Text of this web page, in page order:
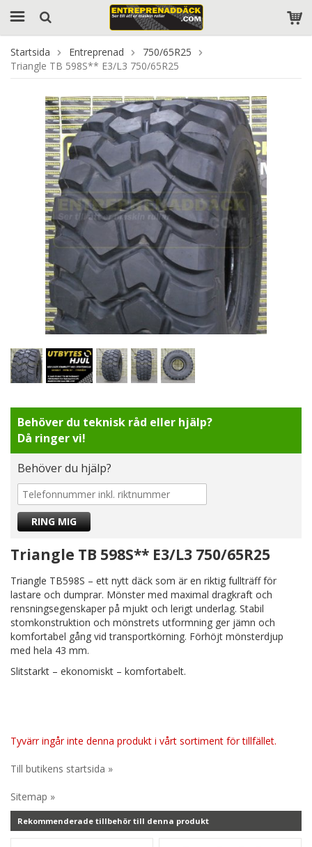
Startsida Entreprenad
750/65R25
Triangle TB 598S** E3/L3 750/65R25
Behöver du teknisk råd eller hjälp?
Då ringer vi!
Behöver du hjälp?
Triangle TB 598S** E3/L3 750/65R25
Triangle TB598S – ett nytt däck som är en riktig fullträff för
lastare och dumprar. Mönster med maximal dragkraft och
rensningsegenskaper på mjukt och lerigt underlag. Stabil
stomkonstruktion och mönstrets utformning ger jämn och
komfortabel gång vid transportkörning. Förhöjt mönsterdjup
med hela 43 mm.
Slitstarkt – ekonomiskt – komfortabelt.
Tyvärr ingår inte denna produkt i vårt sortiment för tillfället.
Till butikens startsida »
Sitemap »
Rekommenderade tillbehör till denna produkt